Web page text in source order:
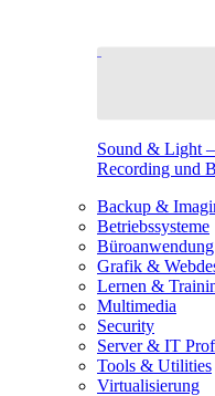
Sound & Light
Recording und
Backup &
Betriebssysteme
Büroanwendung
Grafik &
Lernen &
Multimedia
Security
Server & IT
Tools & Utilities
Virtualisierung